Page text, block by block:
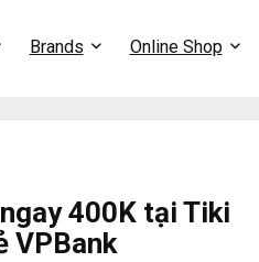
Brands Online Shop
400K tại Tiki
VPBank